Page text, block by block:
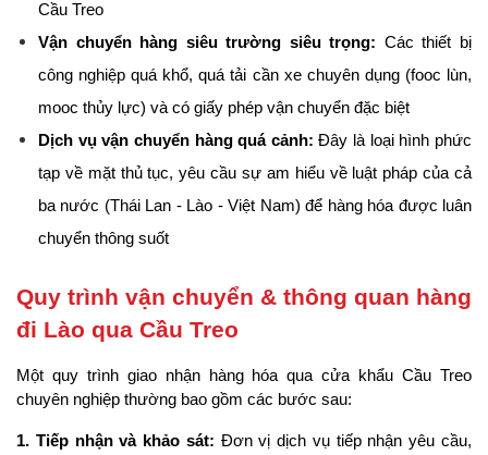
Cầu Treo
Vận chuyển hàng siêu trường siêu trọng: Các thiết bị
công nghiệp quá khổ, quá tải cần xe chuyên dụng (fooc lùn,
mooc thủy lực) và có giấy phép vận chuyển đặc biệt
Dịch vụ vận chuyển hàng quá cảnh: Đây là loại hình phức
tạp về mặt thủ tục, yêu cầu sự am hiểu về luật pháp của cả
ba nước (Thái Lan - Lào - Việt Nam) để hàng hóa được luân
chuyển thông suốt
Quy trình vận chuyển & thông quan hàng
đi Lào qua Cầu Treo
Một quy trình giao nhận hàng hóa qua cửa khẩu Cầu Treo
chuyên nghiệp thường bao gồm các bước sau:
1. Tiếp nhận và khảo sát: Đơn vị dịch vụ tiếp nhận yêu cầu,